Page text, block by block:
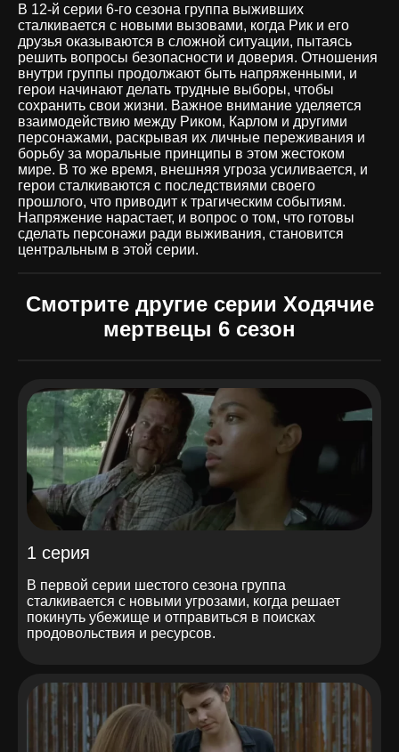
В 12-й серии 6-го сезона группа выживших
сталкивается с новыми вызовами, когда Рик и его
друзья оказываются в сложной ситуации, пытаясь
решить вопросы безопасности и доверия. Отношения
внутри группы продолжают быть напряженными, и
герои начинают делать трудные выборы, чтобы
сохранить свои жизни. Важное внимание уделяется
взаимодействию между Риком, Карлом и другими
персонажами, раскрывая их личные переживания и
борьбу за моральные принципы в этом жестоком
мире. В то же время, внешняя угроза усиливается, и
герои сталкиваются с последствиями своего
прошлого, что приводит к трагическим событиям.
Напряжение нарастает, и вопрос о том, что готовы
сделать персонажи ради выживания, становится
центральным в этой серии.
Смотрите другие серии Ходячие
мертвецы 6 сезон
1 серия
В первой серии шестого сезона группа
сталкивается с новыми угрозами, когда решает
покинуть убежище и отправиться в поисках
продовольствия и ресурсов.